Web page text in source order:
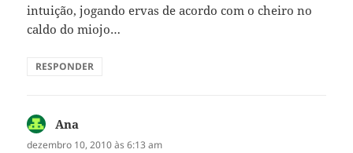
intuição, jogando ervas de acordo com o cheiro no
caldo do miojo…
RESPONDER
Ana
dezembro 10, 2010 às 6:13 am